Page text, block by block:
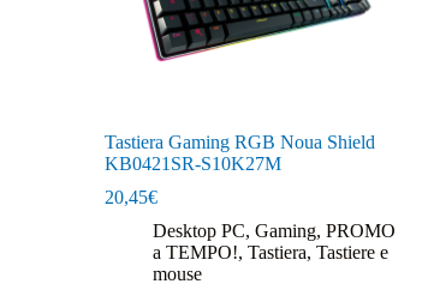
Tastiera Gaming RGB Noua Shield
KB0421SR-S10K27M
20,45€
Desktop PC, Gaming, PROMO
a TEMPO!, Tastiera, Tastiere e
mouse